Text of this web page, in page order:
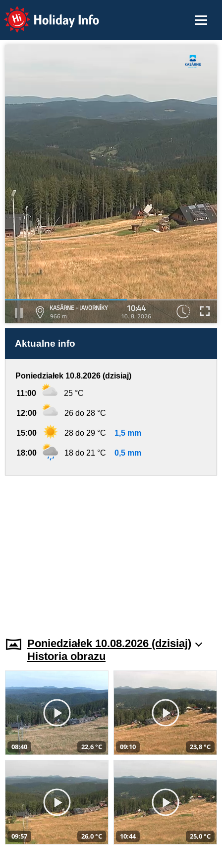
Holiday Info
KASÁRNE - JAVORNÍKY
966 m
10:44
10. 8. 2026
Aktualne info
Poniedziałek 10.8.2026 (dzisiaj)
11:00 25 °C
12:00 26 do 28 °C
15:00 28 do 29 °C 1,5 mm
18:00 18 do 21 °C 0,5 mm
Poniedziałek 10.08.2026 (dzisiaj)
Historia obrazu
08:40 22,6 °C 09:10 23,8 °C
09:57 26,0 °C 10:44 25,0 °C